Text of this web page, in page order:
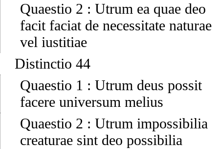
Quaestio 2 : Utrum ea quae deo
facit faciat de necessitate naturae
vel iustitiae
Distinctio 44
Quaestio 1 : Utrum deus possit
facere universum melius
Quaestio 2 : Utrum impossibilia
creaturae sint deo possibilia